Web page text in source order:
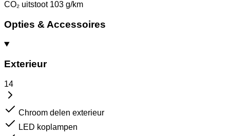
CO₂ uitstoot 103 g/km
Opties & Accessoires
Exterieur
14
Chroom delen exterieur
LED koplampen